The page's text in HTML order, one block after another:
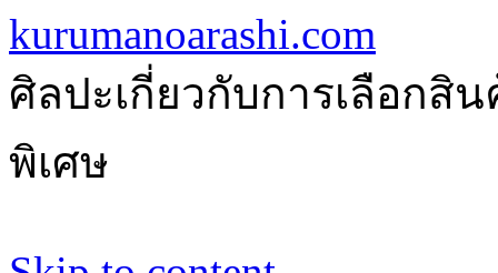
kurumanoarashi.com
ศิลปะเกี่ยวกับการเลือก
พิเศษ